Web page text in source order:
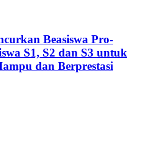
Beasiswa Pro-
S1, S2 dan S3 untuk
dan Berprestasi